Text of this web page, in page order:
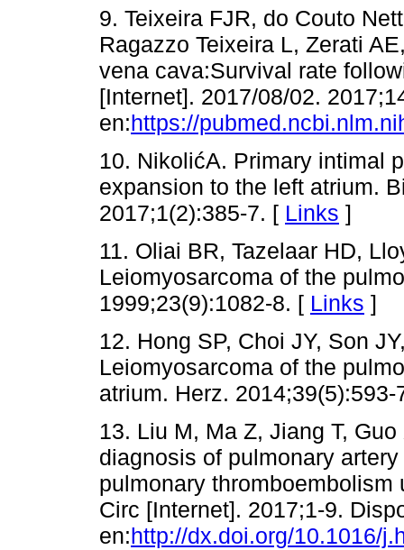
9. Teixeira FJR, do Couto
Ragazzo Teixeira L, Zerati
vena cava:Survival rate
[Internet]. 2017/08/02.
en:https://
10. NikolićA. Primary intimal
expansion to the left atrium.
2017;1(2):385-7. [ Links ]
11. Oliai BR, Tazelaar HD,
Leiomyosarcoma of the
1999;23(9):1082-8. [ Links ]
12. Hong SP, Choi JY, Son
Leiomyosarcoma of the
atrium. Herz.
13. Liu M, Ma Z, Jiang T,
diagnosis of pulmonary
pulmonary
Circ [Internet]. 2017;1-9.
en:http://dx.doi.org/10.1016/